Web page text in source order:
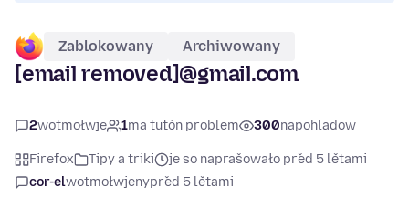
Zablokowany Archiwowany
[email removed]@gmail.com
2wotmołwje 1ma tutón problem 300napohladow
Firefox Tipy a triki
je so naprašowało před 5 lětami
cor-elwotmołwjenypřed 5 lětami